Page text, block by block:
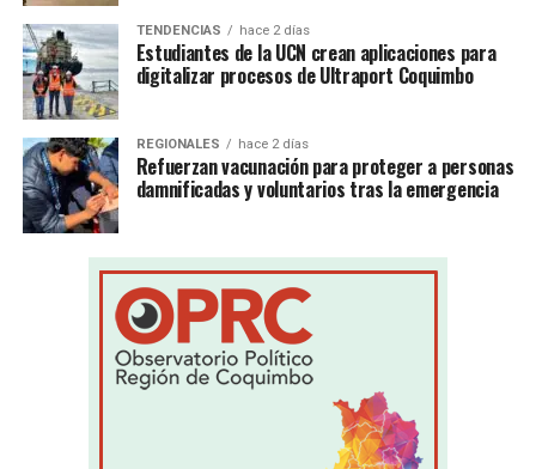
TENDENCIAS hace 2 días
Estudiantes de la UCN crean aplicaciones para
digitalizar procesos de Ultraport Coquimbo
REGIONALES hace 2 días
Refuerzan vacunación para proteger a personas
damnificadas y voluntarios tras la emergencia